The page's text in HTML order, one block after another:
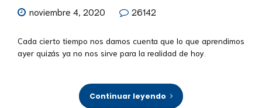
noviembre 4, 2020 26142
Cada cierto tiempo nos damos cuenta que lo que aprendimos
ayer quizás ya no nos sirve para la realidad de hoy.
Continuar leyendo